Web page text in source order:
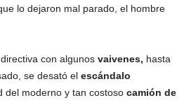
lo dejaron mal parado, el hombre
con algunos vaivenes, hasta
se desató el escándalo
del moderno y tan costoso camión de